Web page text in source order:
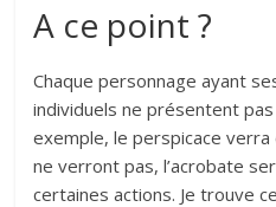
A ce point ?
Chaque personnage ayant
individuels ne présentent
exemple, le perspicace
ne verront pas, l’acrobate
certaines actions. Je trouve